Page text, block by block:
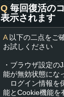
Q 毎回復活の
表示されます
A以下の二点をご
お試しください
・ブラウザ設定
能が無効状態にな
ログイン情報を
能とCookie機能を